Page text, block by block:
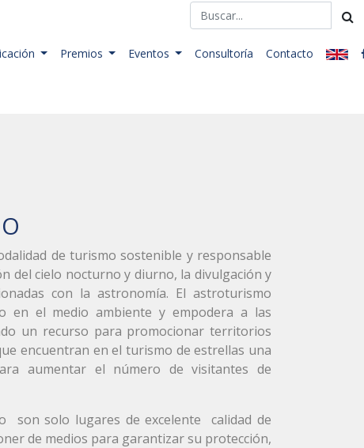
Premios Eventos Consultoría Contacto
de turismo sostenible y responsable
del cielo nocturno y diurno, la divulgación y
con la astronomía. El astroturismo
en el medio ambiente y empodera a las
un recurso para promocionar territorios
encuentran en el turismo de estrellas una
aumentar el número de visitantes de
son solo lugares de excelente calidad de
de medios para garantizar su protección,